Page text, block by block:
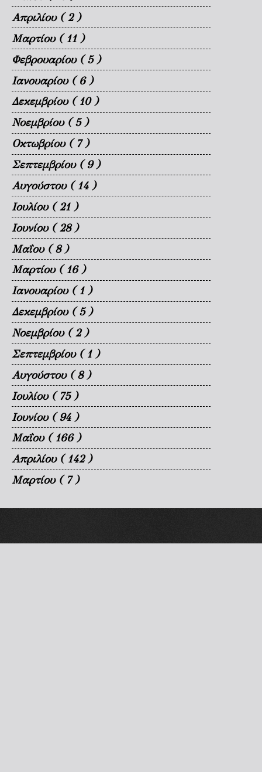
Απριλίου ( 2 )
Μαρτίου ( 11 )
Φεβρουαρίου ( 5 )
Ιανουαρίου ( 6 )
Δεκεμβρίου ( 10 )
Νοεμβρίου ( 5 )
Οκτωβρίου ( 7 )
Σεπτεμβρίου ( 9 )
Αυγούστου ( 14 )
Ιουλίου ( 21 )
Ιουνίου ( 28 )
Μαΐου ( 8 )
Μαρτίου ( 16 )
Ιανουαρίου ( 1 )
Δεκεμβρίου ( 5 )
Νοεμβρίου ( 2 )
Σεπτεμβρίου ( 1 )
Αυγούστου ( 8 )
Ιουλίου ( 75 )
Ιουνίου ( 94 )
Μαΐου ( 166 )
Απριλίου ( 142 )
Μαρτίου ( 7 )